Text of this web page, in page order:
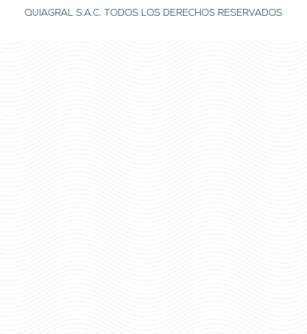
QUIAGRAL S.A.C. TODOS LOS DERECHOS RESERVADOS